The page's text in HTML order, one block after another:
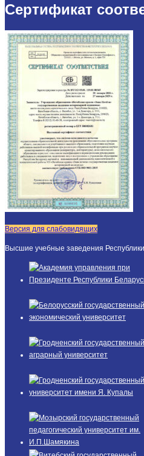
Сертификат
Версия для слабовидящих
Высшие учебные заведения